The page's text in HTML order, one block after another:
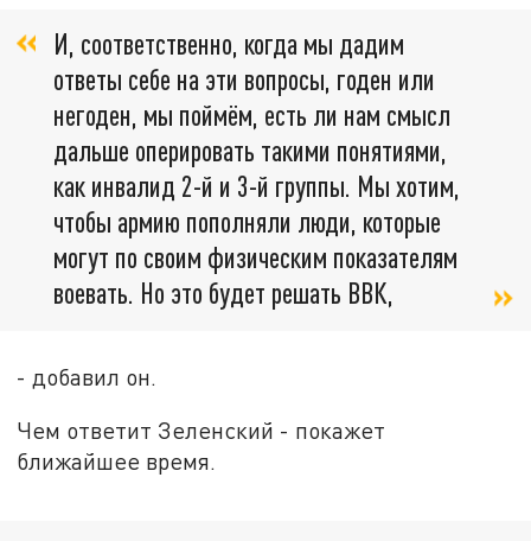
И, соответственно, когда мы дадим
ответы себе на эти вопросы, годен или
негоден, мы поймём, есть ли нам смысл
дальше оперировать такими понятиями,
как инвалид 2-й и 3-й группы. Мы хотим,
чтобы армию пополняли люди, которые
могут по своим физическим показателям
воевать. Но это будет решать ВВК,
- добавил он.
Чем ответит Зеленский - покажет
ближайшее время.